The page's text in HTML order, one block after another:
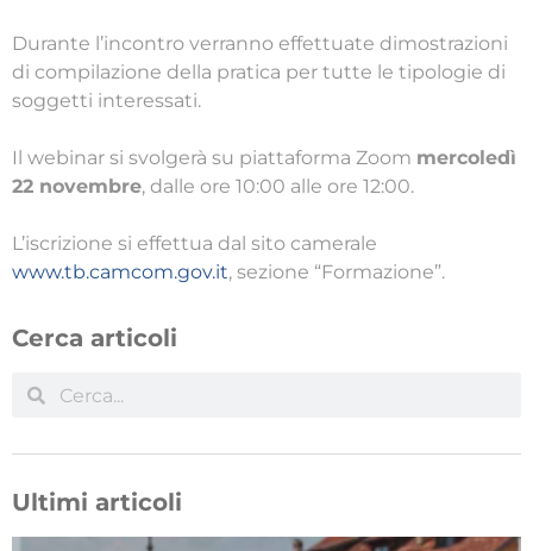
Durante l’incontro verranno effettuate dimostrazioni
di compilazione della pratica per tutte le tipologie di
soggetti interessati.
Il webinar si svolgerà su piattaforma Zoom mercoledì
22 novembre, dalle ore 10:00 alle ore 12:00.
L’iscrizione si effettua dal sito camerale
www.tb.camcom.gov.it, sezione “Formazione”.
Cerca articoli
Ultimi articoli